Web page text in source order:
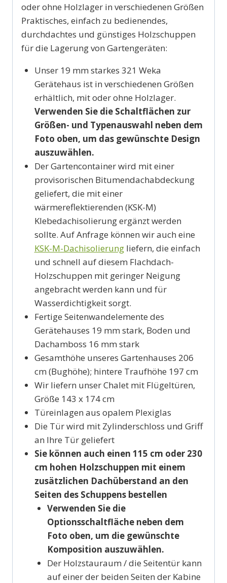
oder ohne Holzlager in verschiedenen Größen
Praktisches, einfach zu bedienendes,
durchdachtes und günstiges Holzschuppen
für die Lagerung von Gartengeräten:
Unser 19 mm starkes 321 Weka
Gerätehaus ist in verschiedenen Größen
erhältlich, mit oder ohne Holzlager.
Verwenden Sie die Schaltflächen zur
Größen- und Typenauswahl neben dem
Foto oben, um das gewünschte Design
auszuwählen.
Der Gartencontainer wird mit einer
provisorischen Bitumendachabdeckung
geliefert, die mit einer
wärmereflektierenden (KSK-M)
Klebedachisolierung ergänzt werden
sollte. Auf Anfrage können wir auch eine
KSK-M-Dachisolierungliefern, die einfach
und schnell auf diesem Flachdach-
Holzschuppen mit geringer Neigung
angebracht werden kann und für
Wasserdichtigkeit sorgt.
Fertige Seitenwandelemente des
Gerätehauses 19 mm stark, Boden und
Dachamboss 16 mm stark
Gesamthöhe unseres Gartenhauses 206
cm (Bughöhe); hintere Traufhöhe 197 cm
Wir liefern unser Chalet mit Flügeltüren,
Größe 143 x 174 cm
Türeinlagen aus opalem Plexiglas
Die Tür wird mit Zylinderschloss und Griff
an Ihre Tür geliefert
Sie können auch einen 115 cm oder 230
cm hohen Holzschuppen mit einem
zusätzlichen Dachüberstand an den
Seiten des Schuppens bestellen
Verwenden Sie die
Optionsschaltfläche neben dem
Foto oben, um die gewünschte
Komposition auszuwählen.
Der Holzstauraum / die Seitentür kann
auf einer der beiden Seiten der Kabine